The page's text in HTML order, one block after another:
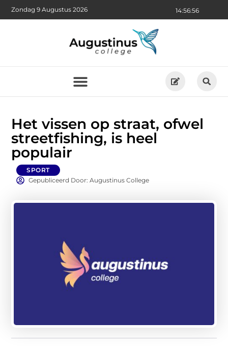
14:56:58
Zondag 9 Augustus 2026
Het vissen op straat, ofwel
streetfishing, is heel
populair
SPORT
Gepubliceerd Door: Augustinus College